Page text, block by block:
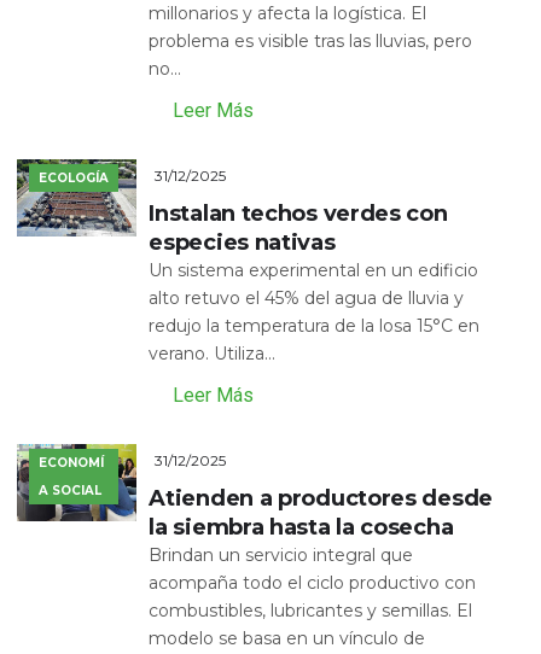
millonarios y afecta la logística. El
problema es visible tras las lluvias, pero
no...
Leer Más
ECOLOGÍA 31/12/2025
Instalan techos verdes con
especies nativas
Un sistema experimental en un edificio
alto retuvo el 45% del agua de lluvia y
redujo la temperatura de la losa 15°C en
verano. Utiliza...
Leer Más
ECONOMÍ
A SOCIAL
31/12/2025
Atienden a productores desde
la siembra hasta la cosecha
Brindan un servicio integral que
acompaña todo el ciclo productivo con
combustibles, lubricantes y semillas. El
modelo se basa en un vínculo de